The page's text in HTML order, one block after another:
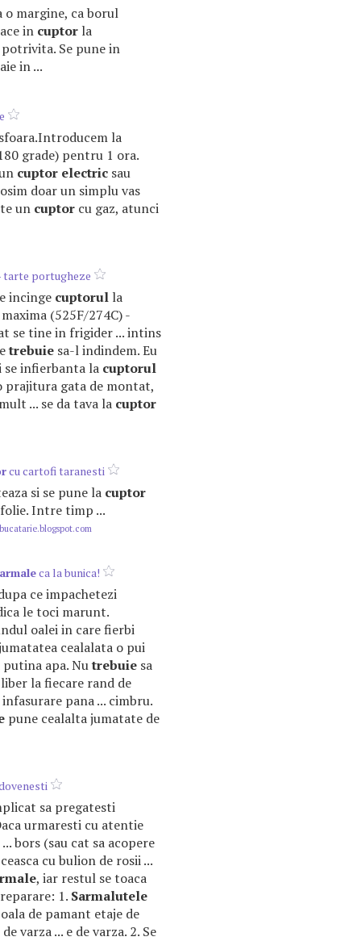
o margine, ca borul
in cuptor la
Se pune in
in ...
la
grade) pentru 1 ora.
cuptor electric sau
doar un simplu vas
un cuptor cu gaz, atunci
tarte portugheze
incinge cuptorul la
(525F/274C) -
se tine in frigider ... intins
trebuie sa-l indindem. Eu
se infierbanta la cuptorul
prajitura gata de montat,
... se da tava la cuptor
cu cartofi taranesti
si se pune la cuptor
Intre timp ...
ca la bunica!
ce impachetezi
le toci marunt.
oalei in care fierbi
cealalata o pui
putina apa. Nutrebuie sa
la fiecare rand de
pana ... cimbru.
pune cealalta jumatate de
sa pregatesti
urmaresti cu atentie
bors (sau cat sa acopere
cu bulion de rosii ...
, iar restul se toaca
1. Sarmalutele
de pamant etaje de
varza ... e de varza. 2. Se